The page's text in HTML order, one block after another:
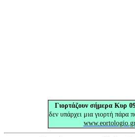
Γιορτάζουν σήμερα Κυρ
δεν υπάρχει μια γιορτή πάρα